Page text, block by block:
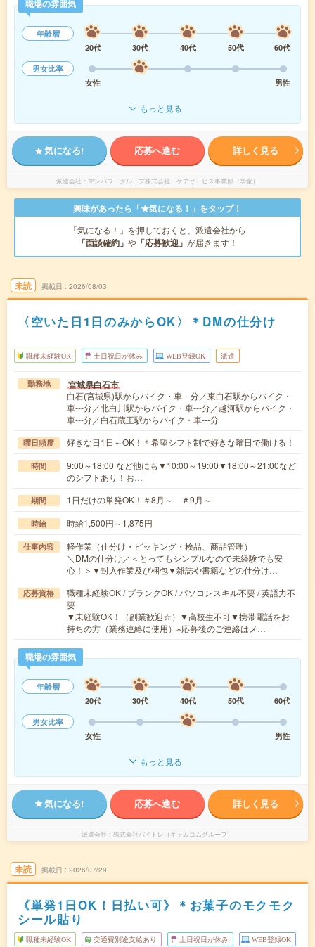
職場の雰囲気
年齢層
20代
30代 40代 50代
60代
男女比率
女性
男性
もっと見る
気になる! 応募へ進む 詳しく見る
派遣会社 マンパワーグループ株式会社 ケアサービス事業部（学童）
興味があったら「★気になる！」をタップ！
「気になる！」を押しておくと、派遣会社から
「面談確約」 や 「応募歓迎」 が届きます！
未読 掲載日 2026/08/03
〈空いた日1日のみからOK〉＊DMの仕分け
職種未経験OK 土日祝日が休み WEB登録OK 派遣
勤務地 宮城県白石市
白石(宮城県)駅からバイク・車---分／東白石駅からバイク・
車---分／北白川駅からバイク・車---分／越河駅からバイク・
車---分／白石蔵王駅からバイク・車---分
曜日頻度 好きな日1日～OK！＊希望シフト制で好きな曜日で働ける！
時間
9:00～18:00 など他にも▼10:00～19:00▼18:00～21:00など
のシフトあり！お…
期間 1日だけの単発OK！＃8月～ ＃9月～
時給 時給1,500円～1,875円
仕事内容
軽作業（仕分け・ピッキング・検品、商品管理）
＼DMの仕分け／＜とってもシンプルなので未経験でも安
心！＞▼封入作業及び梱包▼雑誌や書籍などの仕分け…
応募資格
職種未経験OK / ブランクOK / パソコンスキル不要 / 英語力不
要
▼未経験OK！（副業歓迎☆）▼高校生不可▼携帯電話をお
持ちの方（業務連絡に使用）※応募後のご連絡はメ…
職場の雰囲気
年齢層
20代
30代 40代 50代
60代
男女比率
女性
男性
もっと見る
気になる! 応募へ進む 詳しく見る
派遣会社 株式会社バイトレ（キャムコムグループ）
未読 掲載日 2026/07/29
《単発1日OK！日払い可》＊お菓子のモクモク
シール貼り
職種未経験OK 交通費別途支給あり 土日祝日が休み WEB登録OK